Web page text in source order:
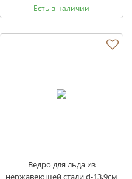
Есть в наличии
Ведро для льда из
нержавеющей стали d-13,9см